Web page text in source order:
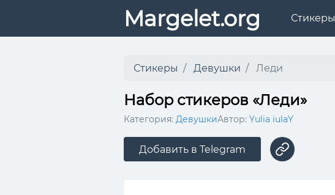
Margelet.org Стикеры
Стикеры Девушки Леди
Набор стикеров «Леди»
Категория: ДевушкиАвтор: Yulia iulaY
Добавить в Telegram